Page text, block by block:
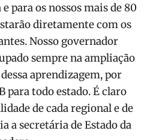
para os nossos mais de 80
diretamente com os
Nosso governador
sempre na ampliação
aprendizagem, por
para todo estado. É claro
de cada regional e de
a secretária de Estado da